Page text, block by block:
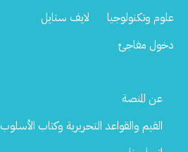
علوم وتكنولوجيا
لايف ستايل
دخول مفاجئ
Footer
عن المنصة
القيم والقواعد التحريرية وكتاب الأسلوب